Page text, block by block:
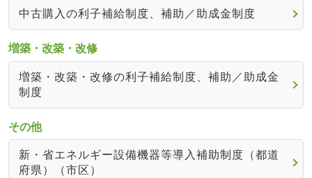
中古購入の利子補給制度、補助／助成金制度
増築・改築・改修
増築・改築・改修の利子補給制度、補助／助成金
制度
その他
新・省エネルギー設備機器等導入補助制度（都道
府県）（市区）